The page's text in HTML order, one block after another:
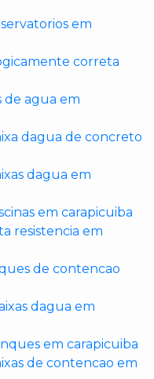
em
correta
de agua em
dagua de concreto
dagua em
em carapicuiba
resistencia em
de contencao
dagua em
em carapicuiba
de contencao em